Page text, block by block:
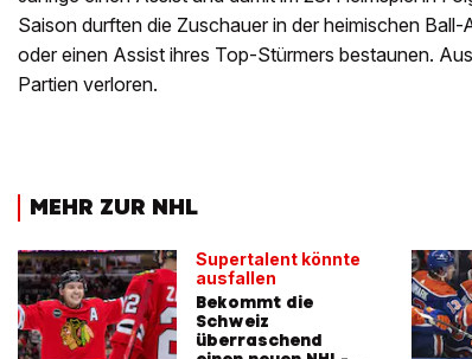
Saison durften die Zuschauer in der heimischen
oder einen Assist ihres Top-Stürmers bestaunen.
Partien verloren.
MEHR ZUR NHL
Supertalent könnte
ausfallen
Bekommt die
Schweiz
überraschend